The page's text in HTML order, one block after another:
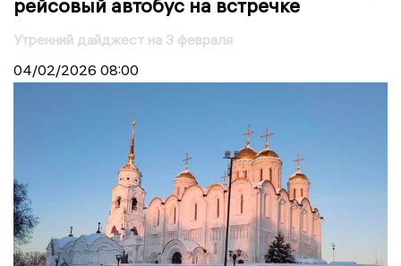
рейсовый автобус на встречке
Утренний дайджест на 3 февраля
04/02/2026 08:00